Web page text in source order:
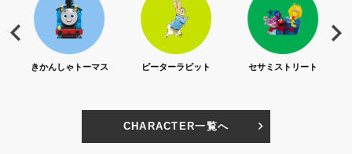
きかんしゃトーマス ピーターラビット セサミストリート
CHARACTER一覧へ